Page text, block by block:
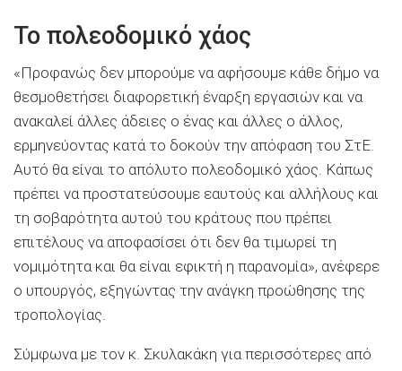
Το πολεοδομικό χάος
«Προφανώς δεν μπορούμε να αφήσουμε κάθε δήμο να
θεσμοθετήσει διαφορετική έναρξη εργασιών και να
ανακαλεί άλλες άδειες ο ένας και άλλες ο άλλος,
ερμηνεύοντας κατά το δοκούν την απόφαση του ΣτΕ.
Αυτό θα είναι το απόλυτο πολεοδομικό χάος. Κάπως
πρέπει να προστατεύσουμε εαυτούς και αλλήλους και
τη σοβαρότητα αυτού του κράτους που πρέπει
επιτέλους να αποφασίσει ότι δεν θα τιμωρεί τη
νομιμότητα και θα είναι εφικτή η παρανομία», ανέφερε
ο υπουργός, εξηγώντας την ανάγκη προώθησης της
τροπολογίας.
Σύμφωνα με τον κ. Σκυλακάκη για περισσότερες από